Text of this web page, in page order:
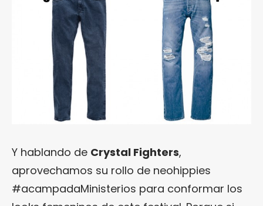
Y hablando de Crystal Fighters,
aprovechamos su rollo de neohippies
#acampadaMinisterios para conformar los